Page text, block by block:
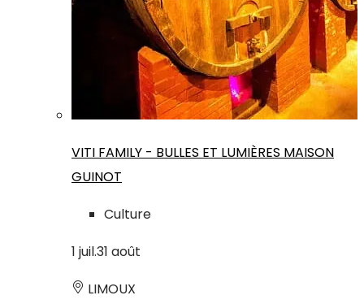
VITI FAMILY - BULLES ET LUMIÈRES MAISON
GUINOT
Culture
1 juil.31 août
LIMOUX